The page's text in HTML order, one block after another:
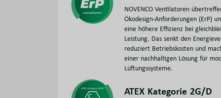
NOVENCO Ventilatoren
Ökodesign-Anforderungen (ErP)
eine höhere Effizienz bei
Leistung. Das senkt den
reduziert Betriebskosten und
einer nachhaltigen Lösung für
Lüftungssysteme.
ATEX Kategorie 2G/D